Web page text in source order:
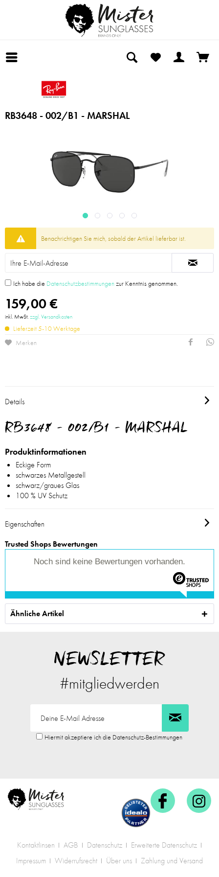
RB3648 - 002/B1 - MARSHAL
Benachrichtigen Sie mich, sobald der Artikel lieferbar ist.
Ich habe die Datenschutzbestimmungenzur Kenntnis genommen.
159,00 €
inkl. MwSt.zzgl. Versandkosten
Lieferzeit 5-10 Werktage
Merken
Details
RB3648 - 002/B1 - MARSHAL
Produktinformationen
Eckige Form
schwarzes Metallgestell
schwarz/graues Glas
100 % UV Schutz
Eigenschaften
Trusted Shops Bewertungen
Noch sind keine Bewertungen vorhanden.
Ähnliche Artikel
NEWSLETTER
#mitgliedwerden
Hiermit akzeptiere ich die Datenschutz-Bestimmungen
Kontaktlinsen AGB Datenschutz
Erweiterte Datenschutz
Impressum
Widerrufsrecht Über uns Zahlung und Versand